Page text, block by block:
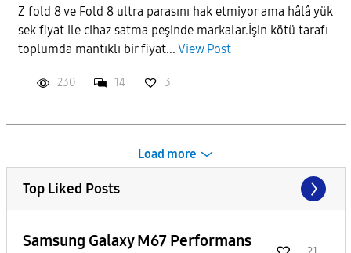
Z fold 8 ve Fold 8 ultra parasını hak etmiyor ama hâlâ yük
sek fiyat ile cihaz satma peşinde markalar.İşin kötü tarafı
toplumda mantıklı bir fiyat... View Post
230 14 3
Load more
Top Liked Posts
Samsung Galaxy M67 Performans